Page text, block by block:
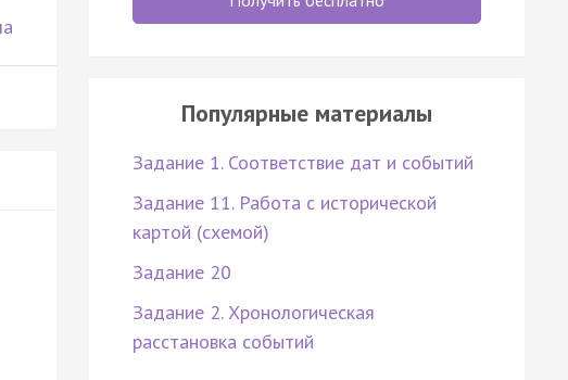
Популярные материалы
Задание 1. Соответствие дат и событий
Задание 11. Работа с исторической
картой (схемой)
Задание 20
Задание 2. Хронологическая
расстановка событий